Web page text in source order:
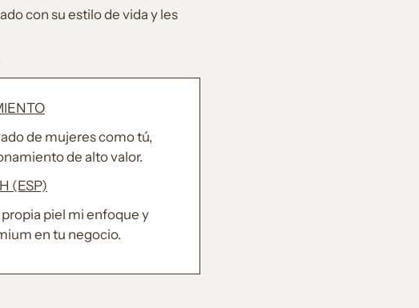
con su estilo de vida y les
de mujeres como tú,
de alto valor.
(ESP)
piel mi enfoque y
en tu negocio.